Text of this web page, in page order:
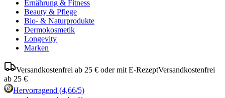
Ernährung & Fitness
Beauty & Pflege
Bio- & Naturprodukte
Dermokosmetik
Longevity
Marken
Versandkostenfrei ab 25 € oder mit E-RezeptVersandkostenfrei
ab 25 €
Hervorragend (4,66/5)